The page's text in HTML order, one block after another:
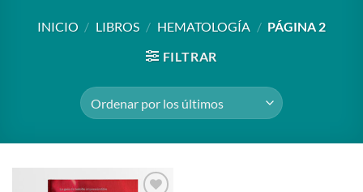
INICIO / LIBROS / HEMATOLOGÍA / PÁGINA 2
FILTRAR